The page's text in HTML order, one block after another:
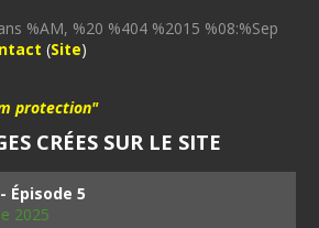
%AM, %20 %404 %2015 %08:%Sep
(Site)
protection"
CRÉES SUR LE SITE
Épisode 5
2025